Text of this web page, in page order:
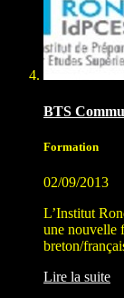
BTS
Formation
02/09/2013
L’Institut
une nouvelle
breton/
Lire la suite